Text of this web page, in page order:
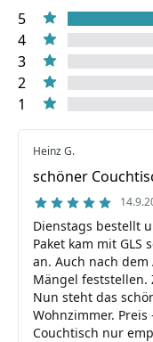
5
4
3
2
1
Heinz G.
schöner
Dienstags bestellt
Paket kam mit
an. Auch nach
Mängel
Nun steht das
Wohnzimmer.
Couchtisch nur